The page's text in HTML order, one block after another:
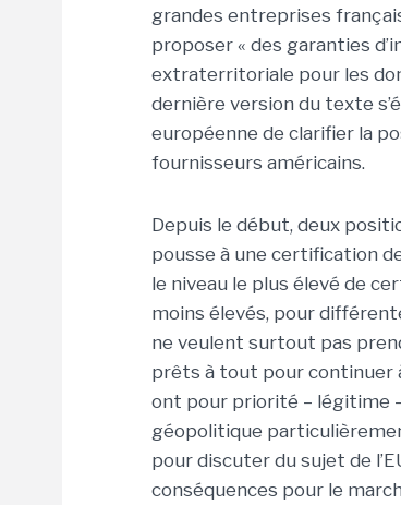
grandes entreprises
proposer « des garanties
extraterritoriale pour les
dernière version du texte
européenne de clarifier la
fournisseurs américains.
Depuis le début, deux
pousse à une certification
le niveau le plus élevé de
moins élevés, pour
ne veulent surtout pas
prêts à tout pour continuer
ont pour priorité – légitime
géopolitique
pour discuter du sujet de
conséquences pour le